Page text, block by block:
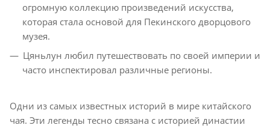
огромную коллекцию произведений искусства,
которая стала основой для Пекинского дворцового
музея.
Цяньлун любил путешествовать по своей империи и
часто инспектировал различные регионы.
Одни из самых известных историй в мире китайского
чая. Эти легенды тесно связана с историей династии